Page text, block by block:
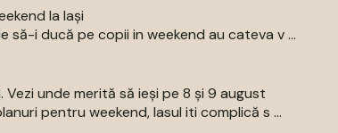
la Iași
să-i ducă pe copii in weekend au cateva v ...
Vezi unde merită să ieși pe 8 și 9 august
pentru weekend, Iasul iti complică s ...